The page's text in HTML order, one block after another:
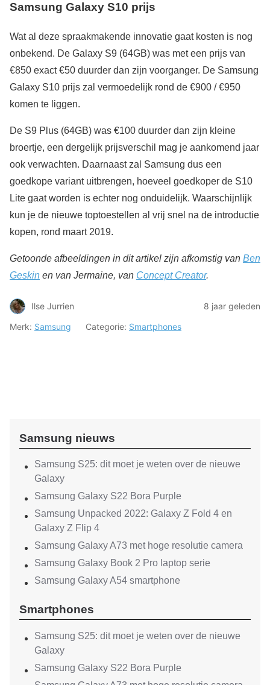
Samsung Galaxy S10 prijs
Wat al deze spraakmakende innovatie gaat kosten is nog
onbekend. De Galaxy S9 (64GB) was met een prijs van
€850 exact €50 duurder dan zijn voorganger. De Samsung
Galaxy S10 prijs zal vermoedelijk rond de €900 / €950
komen te liggen.
De S9 Plus (64GB) was €100 duurder dan zijn kleine
broertje, een dergelijk prijsverschil mag je aankomend jaar
ook verwachten. Daarnaast zal Samsung dus een
goedkope variant uitbrengen, hoeveel goedkoper de S10
Lite gaat worden is echter nog onduidelijk. Waarschijnlijk
kun je de nieuwe toptoestellen al vrij snel na de introductie
kopen, rond maart 2019.
Getoonde afbeeldingen in dit artikel zijn afkomstig van Ben
Geskin en van Jermaine, van Concept Creator.
Ilse Jurrien
8 jaar geleden
Merk: Samsung Categorie: Smartphones
Samsung nieuws
Samsung S25: dit moet je weten over de nieuwe
Galaxy
Samsung Galaxy S22 Bora Purple
Samsung Unpacked 2022: Galaxy Z Fold 4 en
Galaxy Z Flip 4
Samsung Galaxy A73 met hoge resolutie camera
Samsung Galaxy Book 2 Pro laptop serie
Samsung Galaxy A54 smartphone
Smartphones
Samsung S25: dit moet je weten over de nieuwe
Galaxy
Samsung Galaxy S22 Bora Purple